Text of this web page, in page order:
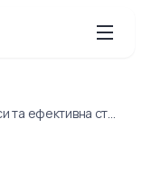
Як завдяки AI збільшити свій дохід: IT курси та ефективна стратегія